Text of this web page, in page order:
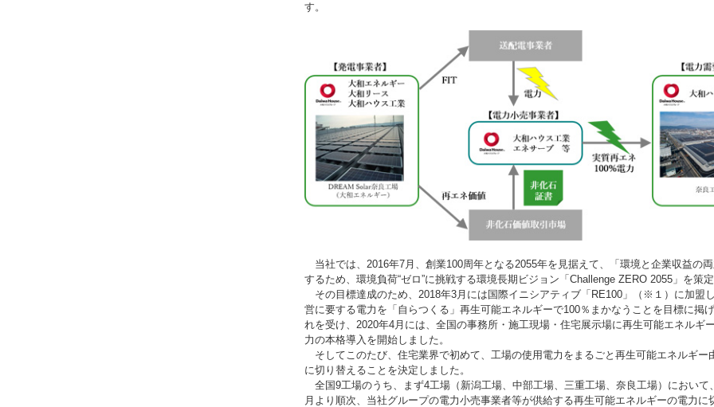
す。
当社では、2016年7月、創業100周年となる2055年を見据えて、「環境と企業収益の
するため、環境負荷“ゼロ”に挑戦する環境長期ビジョン「Challenge ZERO 2055」を策
その目標達成のため、2018年3月には国際イニシアティブ「RE100」（※１）に加盟
営に要する電力を「自らつくる」再生可能エネルギーで100％まかなうことを目標に掲
れを受け、2020年4月には、全国の事務所・施工現場・住宅展示場に再生可能エネルギ
力の本格導入を開始しました。
そしてこのたび、住宅業界で初めて、工場の使用電力をまるごと再生可能エネルギー
に切り替えることを決定しました。
全国9工場のうち、まず4工場（新潟工場、中部工場、三重工場、奈良工場）において
月より順次、当社グループの電力小売事業者等が供給する再生可能エネルギーの電力に